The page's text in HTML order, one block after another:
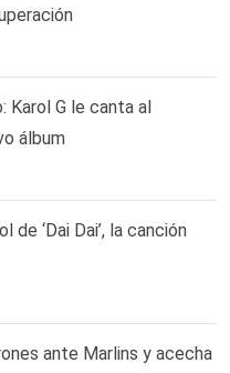
Karol G le canta al
álbum
de ‘Dai Dai’, la canción
ante Marlins y acecha